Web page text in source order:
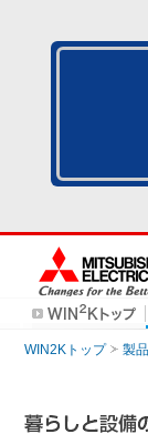
WIN2Kトップ 製